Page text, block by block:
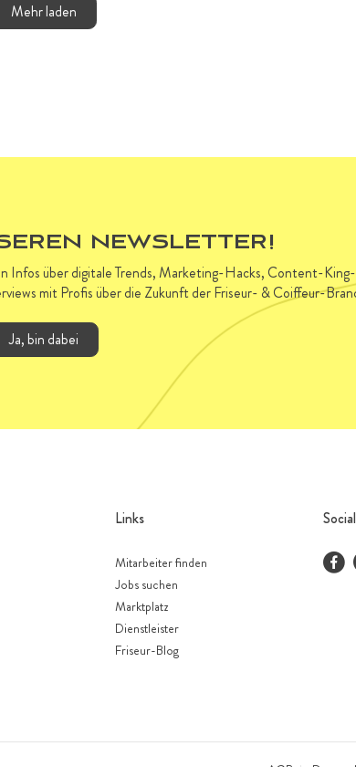
Mehr laden
NEWSLETTER!
Infos über digitale Trends, Marketing-Hacks, Content-
mit Profis über die Zukunft der Friseur- & Coiffeur-
Ja, bin dabei
Links
Mitarbeiter finden
Jobs suchen
Marktplatz
Dienstleister
Friseur-Blog